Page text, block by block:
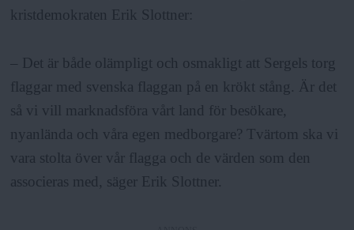
kristdemokraten Erik Slottner:
– Det är både olämpligt och osmakligt att Sergels torg
flaggar med svenska flaggan på en krökt stång. Är det
så vi vill marknadsföra vårt land för besökare,
nyanlända och våra egen medborgare? Tvärtom ska vi
vara stolta över vår flagga och de värden som den
associeras med, säger Erik Slottner.